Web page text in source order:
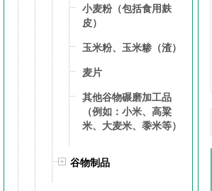
小麦粉（包括食用麸
皮）
玉米粉、玉米糁（渣）
麦片
其他谷物碾磨加工品
（例如：小米、高粱
米、大麦米、黍米等）
谷物制品